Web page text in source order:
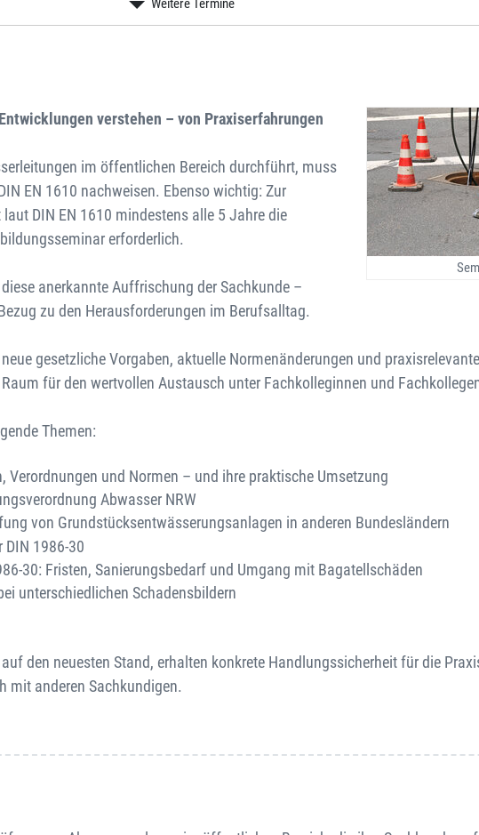
verstehen – von Praxiserfahrungen
im öffentlichen Bereich durchführt, muss
EN 1610 nachweisen. Ebenso wichtig: Zur
DIN EN 1610 mindestens alle 5 Jahre die
erforderlich.
anerkannte Auffrischung der Sachkunde –
zu den Herausforderungen im Berufsalltag.
gesetzliche Vorgaben, aktuelle Normenänderungen und
für den wertvollen Austausch unter Fachkolleginnen und
Themen:
Verordnungen und Normen – und ihre praktische Umsetzung
Abwasser NRW
von Grundstücksentwässerungsanlagen in anderen Bundesländern
DIN 1986-30
30: Fristen, Sanierungsbedarf und Umgang mit Bagatellschäden
unterschiedlichen Schadensbildern
den neuesten Stand, erhalten konkrete Handlungssicherheit für die
mit anderen Sachkundigen.